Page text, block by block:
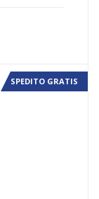
SPEDITO GRATIS